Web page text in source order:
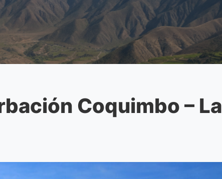
Coquimbo – La